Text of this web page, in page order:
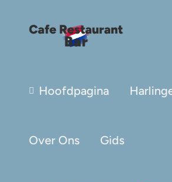
Hoofdpagina
Over Ons Gids